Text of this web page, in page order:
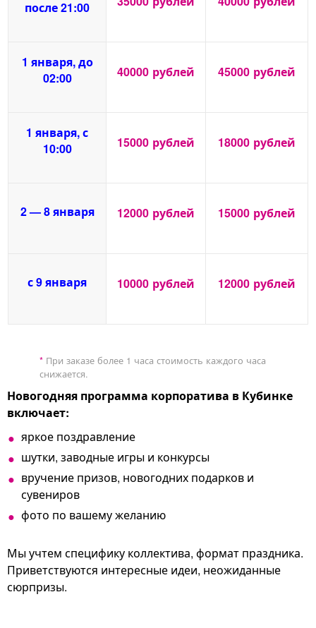
после 21:00
1 января, до
02:00
40000 рублей 45000 рублей
1 января, с
10:00
15000 рублей 18000 рублей
2 — 8 января 12000 рублей 15000 рублей
с 9 января 10000 рублей 12000 рублей
* При заказе более 1 часа стоимость каждого часа
снижается.
Новогодняя программа корпоратива в Кубинке
включает:
яркое поздравление
шутки, заводные игры и конкурсы
вручение призов, новогодних подарков и
сувениров
фото по вашему желанию
Мы учтем специфику коллектива, формат праздника.
Приветствуются интересные идеи, неожиданные
сюрпризы.